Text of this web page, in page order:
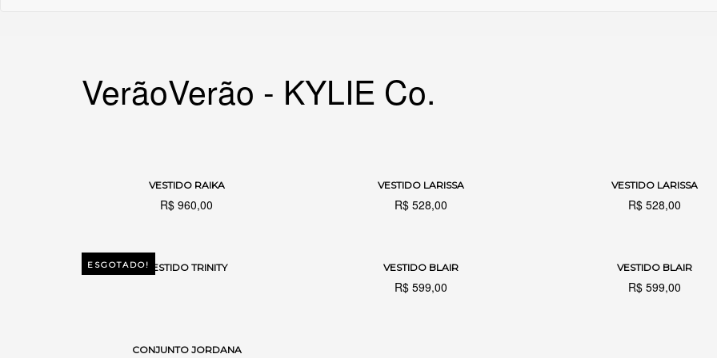
VerãoVerão - KYLIE Co.
VER OPÇÕES
R$ 960,00
VESTIDO RAIKA VER OPÇÕES
R$ 528,00
VESTIDO LARISSA VER OPÇÕES
R$ 528,00
VESTIDO LARISSA
VER OPÇÕES
ESGOTADO!VESTIDO TRINITY VER OPÇÕES
R$ 599,00
VESTIDO BLAIR VER OPÇÕES
R$ 599,00
VESTIDO BLAIR
VER OPÇÕES
CONJUNTO JORDANA